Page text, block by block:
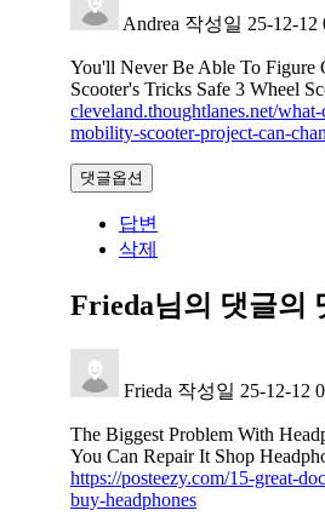
Andrea 작성일 25-12-12
You'll Never Be Able To Figure
Scooter's Tricks Safe 3 Wheel
cleveland.thoughtlanes.net/
mobility-scooter-project-can-
댓글옵션
답변
삭제
Frieda님의 댓글의
Frieda 작성일 25-12-12
The Biggest Problem With
You Can Repair It Shop
https://posteezy.com/15-great-
buy-headphones